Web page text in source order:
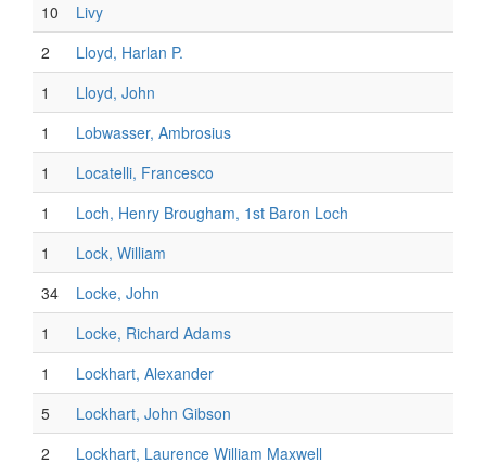
10
Livy
2
Lloyd, Harlan P.
1
Lloyd, John
1
Lobwasser, Ambrosius
1
Locatelli, Francesco
1
Loch, Henry Brougham, 1st Baron Loch
1
Lock, William
34
Locke, John
1
Locke, Richard Adams
1
Lockhart, Alexander
5
Lockhart, John Gibson
2
Lockhart, Laurence William Maxwell